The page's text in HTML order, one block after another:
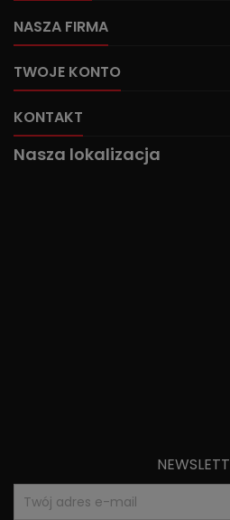
NASZA FIRMA
TWOJE KONTO
KONTAKT
Nasza lokalizacja